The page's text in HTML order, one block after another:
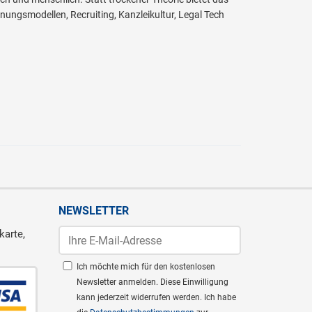
Recruiting, Kanzleikultur, Legal Tech
NEWSLETTER
Ich möchte mich für den kostenlosen
Newsletter anmelden. Diese Einwilligung
kann jederzeit widerrufen werden. Ich habe